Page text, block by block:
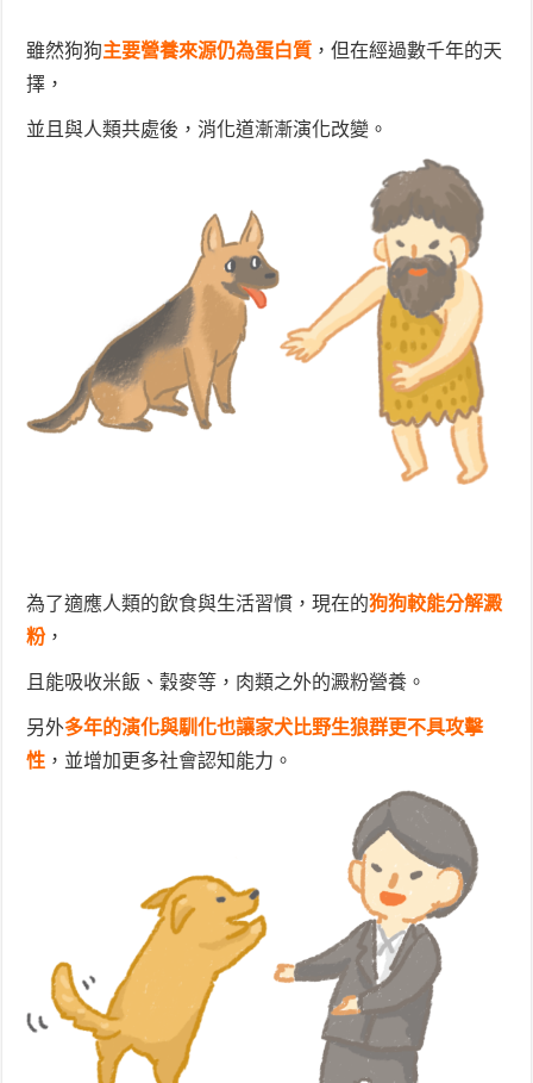
雖然狗狗主要營養來源仍為蛋白質 ，但在經過數千年的天
擇，
並且與人類共處後，消化道漸漸演化改變。
為了適應人類的飲食與生活習慣，現在的狗狗較能分解澱
粉，
且能吸收米飯、穀麥等，肉類之外的澱粉營養。
另外多年的演化與馴化也讓家犬比野生狼群更不具攻擊
性 ，並增加更多社會認知能力。